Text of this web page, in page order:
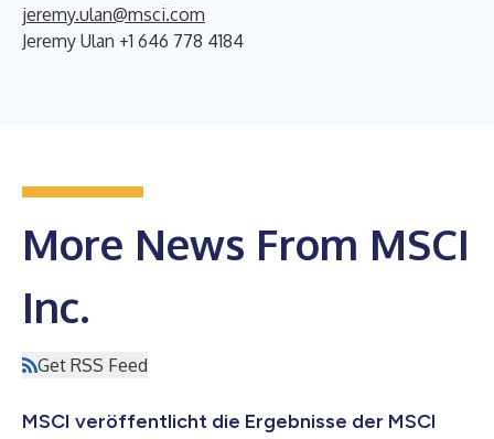
jeremy.ulan@msci.com
Jeremy Ulan +1 646 778 4184
More News From MSCI
Inc.
Get RSS Feed
MSCI veröffentlicht die Ergebnisse der MSCI